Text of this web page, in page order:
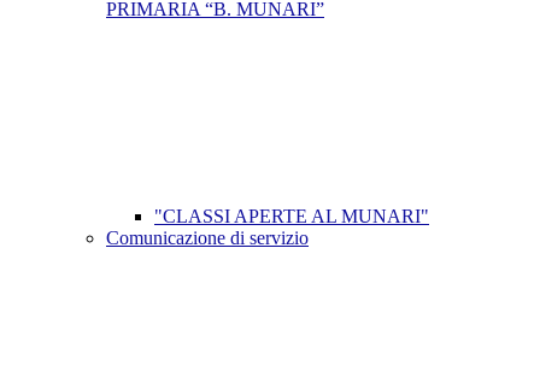
PRIMARIA “B. MUNARI”
"CLASSI APERTE AL MUNARI"
Comunicazione di servizio